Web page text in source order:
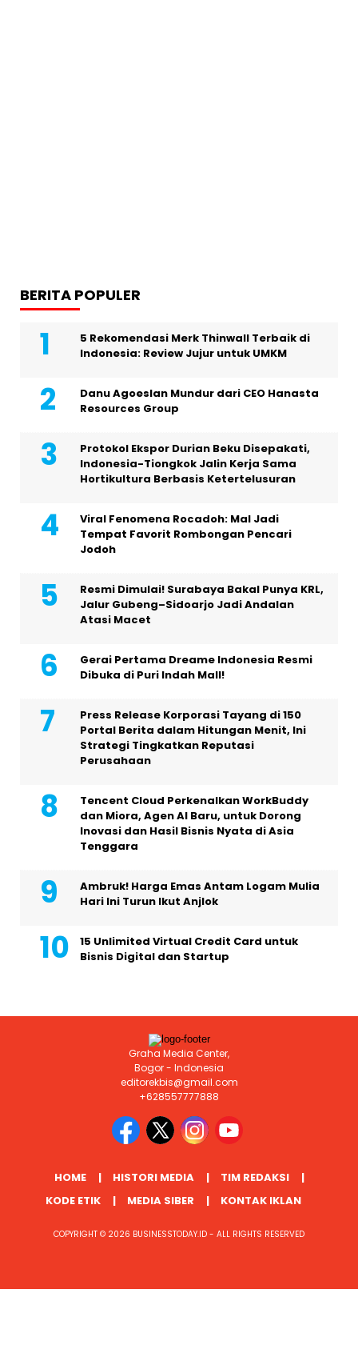
BERITA POPULER
5 Rekomendasi Merk Thinwall Terbaik di
Indonesia: Review Jujur untuk UMKM
Danu Agoeslan Mundur dari CEO Hanasta
Resources Group
Protokol Ekspor Durian Beku Disepakati,
Indonesia-Tiongkok Jalin Kerja Sama
Hortikultura Berbasis Ketertelusuran
Viral Fenomena Rocadoh: Mal Jadi
Tempat Favorit Rombongan Pencari
Jodoh
Resmi Dimulai! Surabaya Bakal Punya KRL,
Jalur Gubeng–Sidoarjo Jadi Andalan
Atasi Macet
Gerai Pertama Dreame Indonesia Resmi
Dibuka di Puri Indah Mall!
Press Release Korporasi Tayang di 150
Portal Berita dalam Hitungan Menit, Ini
Strategi Tingkatkan Reputasi
Perusahaan
Tencent Cloud Perkenalkan WorkBuddy
dan Miora, Agen AI Baru, untuk Dorong
Inovasi dan Hasil Bisnis Nyata di Asia
Tenggara
Ambruk! Harga Emas Antam Logam Mulia
Hari Ini Turun Ikut Anjlok
15 Unlimited Virtual Credit Card untuk
Bisnis Digital dan Startup
Graha Media Center,
Bogor - Indonesia
editorekbis@gmail.com
+628557777888
HOME HISTORI MEDIA
TIM REDAKSI
KODE ETIK
MEDIA SIBER KONTAK IKLAN
COPYRIGHT © 2026 BUSINESSTODAY.ID - ALL RIGHTS RESERVED